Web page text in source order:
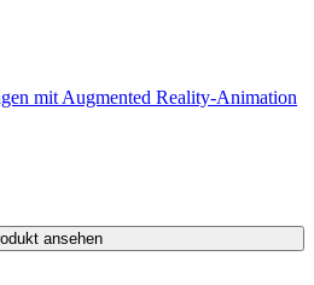
mit Augmented Reality-Animation
ansehen